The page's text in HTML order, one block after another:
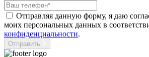
Отправляя данную форму, я даю
моих персональных данных в
конфиденциальности.
Отправить